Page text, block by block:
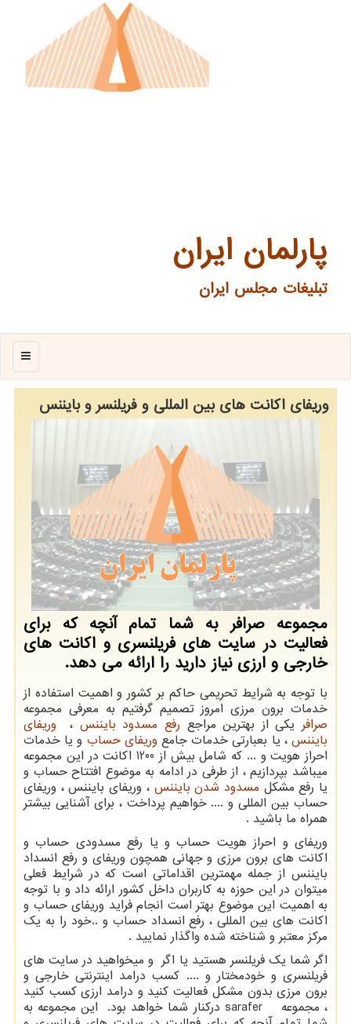
پارلمان ایران
تبلیغات مجلس ایران
منو
وریفای اكانت های بین المللی و فریلنسر و بایننس
مجموعه صرافر به شما تمام آنچه كه برای
فعالیت در سایت های فریلنسری و اكانت های
خارجی و ارزی نیاز دارید را ارائه می دهد.
با توجه به شرایط تحریمی حاکم بر کشور و اهمیت استفاده از
خدمات برون مرزی امروز تصمیم گرفتیم به معرفی مجموعه
صرافریکی از بهترین مراجع رفع مسدود بایننس ، وریفای
بایننس، یا بعبارتی خدمات جامع وریفای حساب و یا خدمات
احراز هویت و ... که شامل بیش از 1200 اکانت در این مجموعه
میباشد بپردازیم ، از طرفی در ادامه به موضوع افتتاح حساب و
یا رفع مشکل مسدود شدن بایننس ، وریفای بایننس ، وریفای
حساب بین المللی و .... خواهیم پرداخت ، برای آشنایی بیشتر
همراه ما باشید .
وریفای و احراز هویت حساب و یا رفع مسدودی حساب و
اکانت های برون مرزی و جهانی همچون وریفای و رفع انسداد
بایننس از جمله مهمترین اقداماتی است که در شرایط فعلی
میتوان در این حوزه به کاربران داخل کشور ارائه داد و با توجه
به اهمیت این موضوع بهتر است انجام فراید وریفای حساب و
اکانت های بین المللی ، رفع انسداد حساب و ..خود را به یک
مرکز معتبر و شناخته شده واگذار نمایید .
اگر شما یک فریلنسر هستید یا اگر و میخواهید در سایت های
فریلنسری و خودمختار و .... کسب درامد اینترنتی خارجی و
برون مرزی بدون مشکل فعالیت کنید و درامد ارزی کسب کنید
، مجموعهsarafer درکنار شما خواهد بود. این مجموعه به